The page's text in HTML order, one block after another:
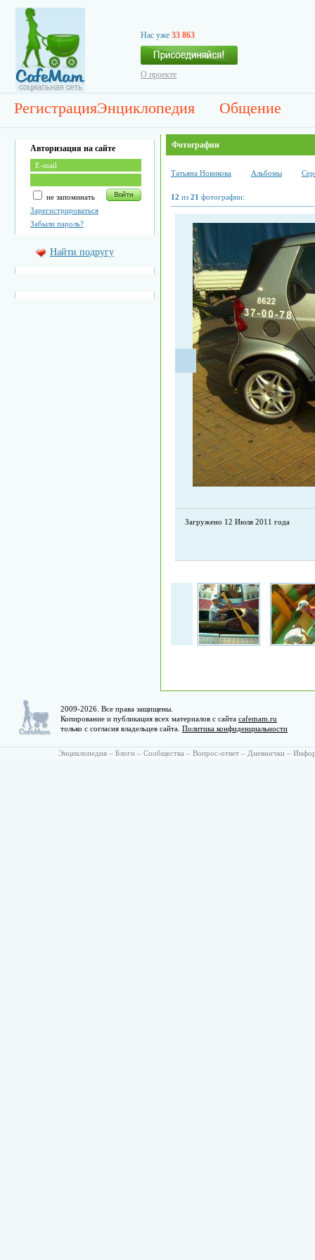
Нас уже 33 863
О проекте
РегистрацияЭнциклопедия Общение
Авторизация на сайте
не запоминать
Зарегистрироваться
Забыли пароль?
Найти подругу
Фотографии
Татьяна Новикова Альбомы
12 из 21 фотографии:
Загружено 12 Июля 2011 года
2009-2026. Все права защищены.
Копирование и публикация всех материалов с сайта cafemam.ru
только с согласия владельцев сайта. Политика конфиденциальности
Энциклопедия – Блоги – Сообщества – Вопрос-ответ – Дневнички –